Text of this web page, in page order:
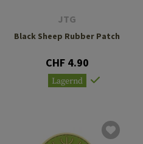
JTG
Black Sheep Rubber Patch
CHF 4.90
Lagernd